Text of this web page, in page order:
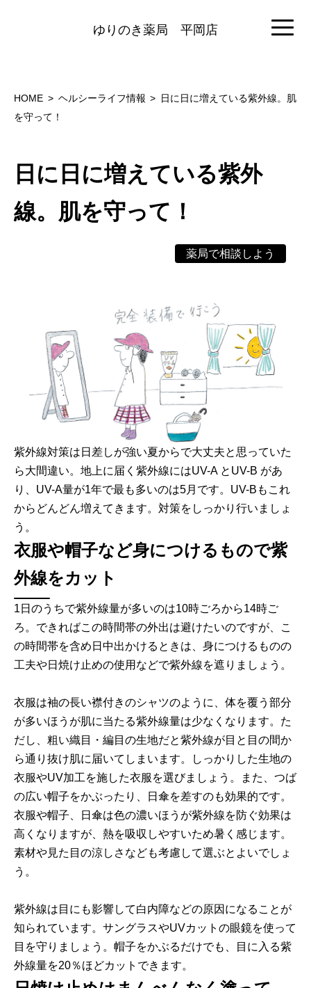
ゆりのき薬局 平岡店
HOME ヘルシーライフ情報
日に日に増えている紫外線。肌
を守って！
日に日に増えている紫外
線。肌を守って！
薬局で相談しよう
紫外線対策は日差しが強い夏からで大丈夫と思っていた
ら大間違い。地上に届く紫外線にはUV-A とUV-B があ
り、UV-A量が1年で最も多いのは5月です。UV-Bもこれ
からどんどん増えてきます。対策をしっかり行いましょ
う。
衣服や帽子など身につけるもので紫
外線をカット
1日のうちで紫外線量が多いのは10時ごろから14時ご
ろ。できればこの時間帯の外出は避けたいのですが、こ
の時間帯を含め日中出かけるときは、身につけるものの
工夫や日焼け止めの使用などで紫外線を遮りましょう。
衣服は袖の長い襟付きのシャツのように、体を覆う部分
が多いほうが肌に当たる紫外線量は少なくなります。た
だし、粗い織目・編目の生地だと紫外線が目と目の間か
ら通り抜け肌に届いてしまいます。しっかりした生地の
衣服やUV加工を施した衣服を選びましょう。また、つば
の広い帽子をかぶったり、日傘を差すのも効果的です。
衣服や帽子、日傘は色の濃いほうが紫外線を防ぐ効果は
高くなりますが、熱を吸収しやすいため暑く感じます。
素材や見た目の涼しさなども考慮して選ぶとよいでしょ
う。
紫外線は目にも影響して白内障などの原因になることが
知られています。サングラスやUVカットの眼鏡を使って
目を守りましょう。帽子をかぶるだけでも、目に入る紫
外線量を20％ほどカットできます。